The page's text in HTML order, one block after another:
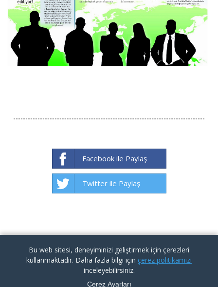
Facebook ile Paylaş
Twitter ile Paylaş
Bu web sitesi, deneyiminizi geliştirmek için çerezleri
kullanmaktadır. Daha fazla bilgi için çerez politikamızı
inceleyebilirsiniz.
Çerez Ayarları